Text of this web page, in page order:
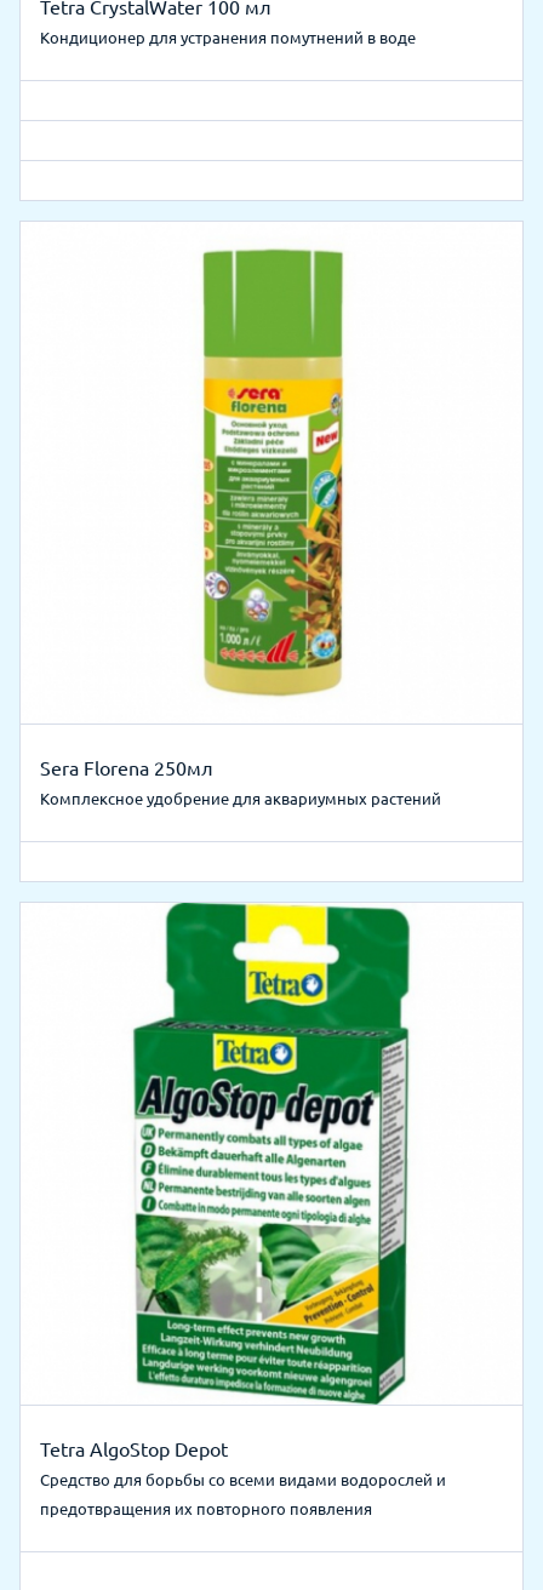
Tetra CrystalWater 100 мл
Кондиционер для устранения помутнений в воде
Sera Florena 250мл
Комплексное удобрение для аквариумных растений
Tetra AlgoStop Depot
Средство для борьбы со всеми видами водорослей и
предотвращения их повторного появления